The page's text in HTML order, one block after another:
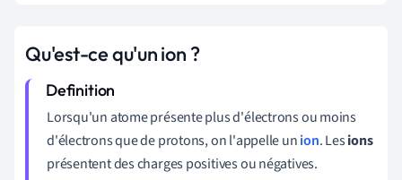
Qu'est-ce qu'un ion ?
Lorsqu'un atome présente plus d'électrons ou moins
d'électrons que de protons, on l'appelle union. Lesions
présentent des charges positives ou négatives.